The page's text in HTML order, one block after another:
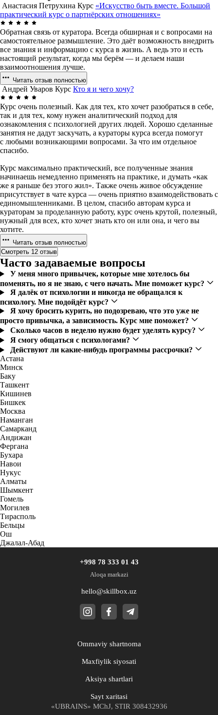
Анастасия Петрухина Курс «Искусство быть вместе. Большой
практический курс о партнёрских отношениях»
Обратная связь от куратора. Всегда обширная и с вопросами на
самостоятельное размышление. Это даёт возможность внедрить
все знания и информацию с курса в жизнь. А ведь это и есть
настоящий результат, когда мы берём — и делаем наши
взаимоотношения лучше.
Читать отзыв полностью
Андрей Уваров Курс Кто я и чего хочу?
Курс очень полезный. Как для тех, кто хочет разобраться в себе,
так и для тех, кому нужен аналитический подход для
ознакомления с психологией других людей. Хорошо сделанные
занятия не дадут заскучать, а кураторы курса всегда помогут
с любыми возникающими вопросами. За что им отдельное
спасибо.
Курс максимально практический, все полученные знания
начинаешь немедленно применять на практике, и думать «как
же я раньше без этого жил». Также очень живое обсуждение
присутствует в чате курса — очень приятно взаимодействовать с
единомышленниками. В целом, спасибо авторам курса и
кураторам за проделанную работу, курс очень крутой, полезный,
нужный для всех, кто хочет знать кто он или она, и чего вы
хотите.
Читать отзыв полностью
Смотреть 12 отзыв
Часто задаваемые вопросы
У меня много привычек, которые мне хотелось бы
поменять, но я не знаю, с чего начать. Мне поможет курс?
Я далёк от психологии и никогда не обращался к
психологу. Мне подойдёт курс?
Я хочу бросить курить, но подозреваю, что это уже не
просто привычка, а зависимость. Курс мне поможет?
Сколько часов в неделю нужно будет уделять курсу?
Я смогу общаться с психологами?
Действуют ли какие-нибудь программы рассрочки?
Астана
Минск
Баку
Ташкент
Кишинев
Бишкек
Москва
Наманган
Самарканд
Андижан
Фергана
Бухара
Навои
Нукус
Алматы
Шымкент
Гомель
Могилев
Тирасполь
Бельцы
Ош
Джалал-Абад
+998 78 333 01 43
Aloqa markazi
hello@skillbox.uz
Ommaviy shartnoma
Maxfiylik siyosati
Aksiya shartlari
Sayt xaritasi
«UBRAINS» MChJ, STIR 308432936